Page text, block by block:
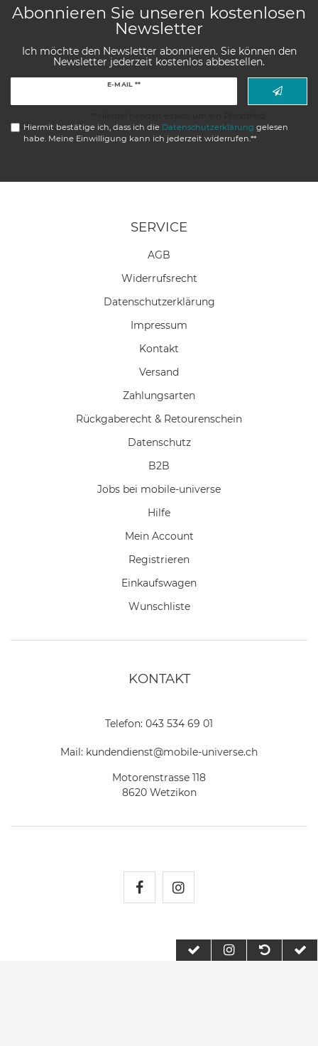
Abonnieren Sie unseren kostenlosen
Newsletter
Ich möchte den Newsletter abonnieren. Sie können den
Newsletter jederzeit kostenlos abbestellen.
E-MAIL **
Hiermit bestätige ich, dass ich die Daten­schutz­erklärung gelesen
habe. Meine Einwilligung kann ich jederzeit widerrufen.**
SERVICE
AGB
Widerrufs­recht
Daten­schutz­erklärung
Impressum
Kontakt
Versand
Zahlungsarten
Rückgaberecht & Retourenschein
Datenschutz
B2B
Jobs bei mobile-universe
Hilfe
Mein Account
Registrieren
Einkaufswagen
Wunschliste
KONTAKT
Telefon: 043 534 69 01
Mail: kundendienst@mobile-universe.ch
Motorenstrasse 118
8620 Wetzikon